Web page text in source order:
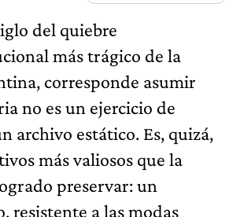
del quiebre
más trágico de la
corresponde asumir
no es un ejercicio de
archivo estático. Es, quizá,
más valiosos que la
preservar: un
resistente a las modas